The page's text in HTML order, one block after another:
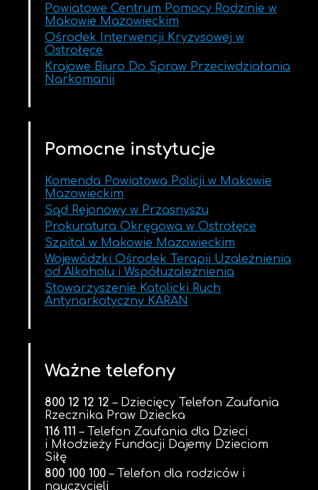
Powiatowe Centrum Pomocy Rodzinie w
Makowie Mazowieckim
Ośrodek Interwencji Kryzysowej w
Ostrołęce
Krajowe Biuro Do Spraw Przeciwdziałania
Narkomanii
Pomocne instytucje
Komenda Powiatowa Policji w Makowie
Mazowieckim
Sąd Rejonowy w Przasnyszu
Prokuratura Okręgowa w Ostrołęce
Szpital w Makowie Mazowieckim
Wojewódzki Ośrodek Terapii Uzależnienia
od Alkoholu i Współuzależnienia
Stowarzyszenie Katolicki Ruch
Antynarkotyczny KARAN
Ważne telefony
800 12 12 12 – Dziecięcy Telefon Zaufania
Rzecznika Praw Dziecka
116 111– Telefon Zaufania dla Dzieci
i Młodzieży Fundacji Dajemy Dzieciom
Siłę
800 100 100 – Telefon dla rodziców i
nauczycieli